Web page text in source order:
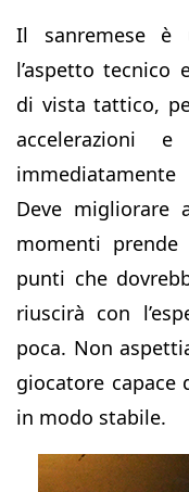
Il sanremese è
l’aspetto tecnico
di vista tattico,
accelerazioni
Deve migliorare
momenti
punti che
riuscirà con
poca. Non
giocatore capace
in modo stabile.